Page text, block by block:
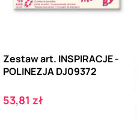
Zestaw art. INSPIRACJE -
POLINEZJA DJ09372
Cena
53,81 zł